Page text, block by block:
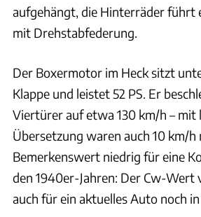
aufgehängt, die Hinterräder führt
mit Drehstabfederung.
Der Boxermotor im Heck sitzt
Klappe und leistet 52 PS. Er
Viertürer auf etwa 130 km/h – mit
Übersetzung waren auch 10 km/h
Bemerkenswert niedrig für eine
den 1940er-Jahren: Der Cw-Wert
auch für ein aktuelles Auto noch